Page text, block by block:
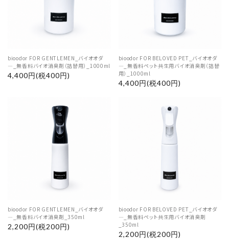
bioodor FOR GENTLEMEN_バイオオダ
―_無香料バイオ消臭剤（詰替用）_1000ml
4,400円(税400円)
bioodor FOR BELOVED PET_バイオオダ
―_無香料ペット共生用バイオ消臭剤（詰替
用）_1000ml
4,400円(税400円)
bioodor FOR GENTLEMEN_バイオオダ
―_無香料バイオ消臭剤_350ml
2,200円(税200円)
bioodor FOR BELOVED PET_バイオオダ
―_無香料ペット共生用バイオ消臭剤
_350ml
2,200円(税200円)